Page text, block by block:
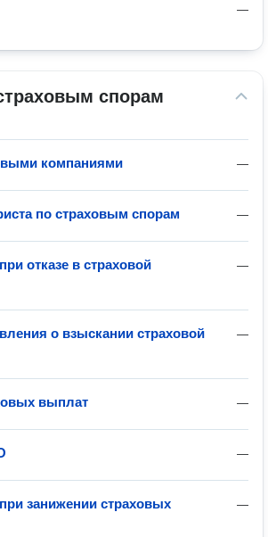
—
спорам
—
компаниями
—
по страховым спорам
—
отказе в страховой
—
о взыскании страховой
—
выплат
—
—
занижении страховых